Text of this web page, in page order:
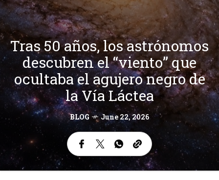
Tras 50 años, los astrónomos
descubren el “viento” que
ocultaba el agujero negro de
la Vía Láctea
BLOG June 22, 2026